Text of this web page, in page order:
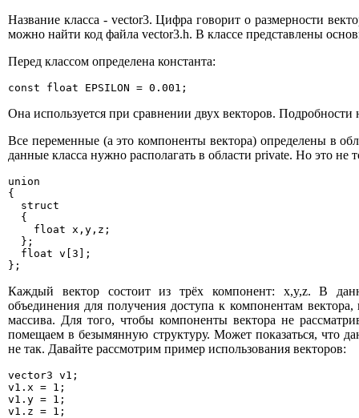
Название класса - vector3. Цифра говорит о размерности
можно найти код файла vector3.h. В классе представлены
Перед классом определена константа:
const float EPSILON = 0.001;
Она используется при сравнении двух векторов. Подробности
Все переменные (а это компоненты вектора) определены в
данные класса нужно располагать в области private. Но это не
union
{
  struct
  {
    float x,y,z;
  };
  float v[3];
};
Каждый вектор состоит из трёх компонент: x,y,z. В
объединения для получения доступа к компонентам
массива. Для того, чтобы компоненты вектора не
помещаем в безымянную структуру. Может показаться, что
не так. Давайте рассмотрим пример использования векторов:
vector3 v1;
v1.x = 1;
v1.y = 1;
v1.z = 1;